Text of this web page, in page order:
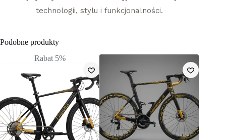
technologii, stylu i funkcjonalności.
Podobne produkty
Rabat 5%